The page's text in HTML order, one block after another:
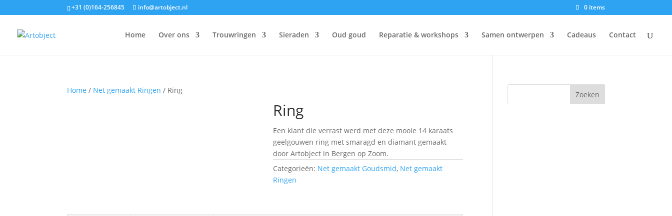
+31 (0)164-256845 info@artobject.nl 0 items
Home Over ons Trouwringen Sieraden Oud goud Reparatie & workshops Samen ontwerpen Cadeaus Contact
Home / Net gemaakt Ringen / Ring
Ring
Een klant die verrast werd met deze mooie 14 karaats
geelgouwen ring met smaragd en diamant gemaakt
door Artobject in Bergen op Zoom.
Categorieën: Net gemaakt Goudsmid, Net gemaakt
Ringen